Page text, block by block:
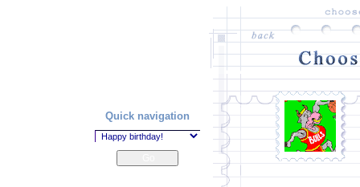
Quick navigation